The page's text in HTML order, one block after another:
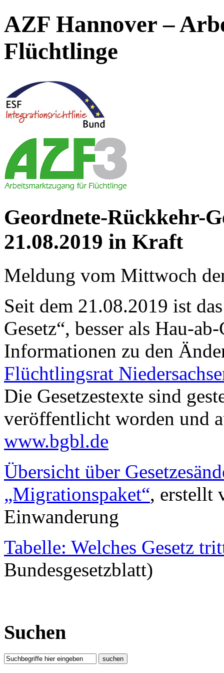
AZF Hannover –
Flüchtlinge
Geordnete-Rückkehr-
21.08.2019 in Kraft
Meldung vom Mittwoch
Seit dem 21.08.2019 ist
Gesetz“, besser als Hau-
Informationen zu den
Flüchtlingsrat
Die Gesetzestexte sind
veröffentlicht worden und
www.bgbl.de
Übersicht über
„Migrationspaket“, erstellt
Einwanderung
Tabelle: Welches Gesetz
Bundesgesetzblatt)
Suchen